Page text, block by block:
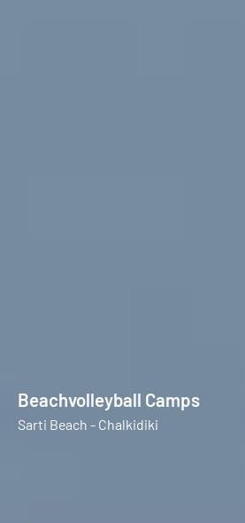
Beachvolleyball Camps
Sarti Beach - Chalkidiki